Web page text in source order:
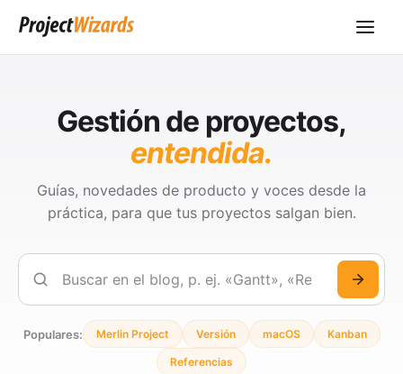
Gestión de proyectos,
entendida.
Guías, novedades de producto y voces desde la
práctica, para que tus proyectos salgan bien.
Buscar
Populares: Merlin Project Versión macOS Kanban
Referencias